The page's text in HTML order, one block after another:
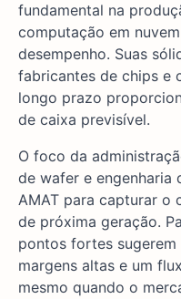
fundamental na
computação em
desempenho. Suas
fabricantes de chips e
longo prazo
de caixa previsível.
O foco da
de wafer e engenharia
AMAT para capturar o
de próxima geração.
pontos fortes
margens altas e um
mesmo quando o